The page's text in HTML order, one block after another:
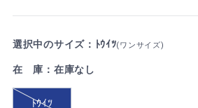
選択中のサイズ：ﾄｳｲﾂ(ワンサイズ)
在 庫：在庫なし
ﾄｳｲﾂ